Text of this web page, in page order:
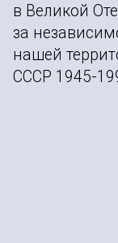
в Великой
за
нашей
СССР 1945-